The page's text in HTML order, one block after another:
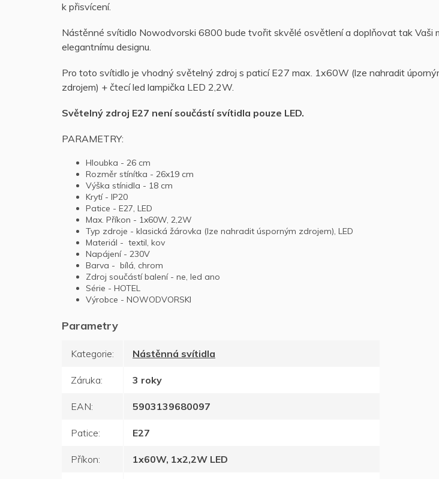
k přisvícení.
Nástěnné svítidlo Nowodvorski 6800 bude tvořit skvělé osvětlení a doplňovat tak Vaši
elegantnímu designu.
Pro toto svítidlo je vhodný světelný zdroj s paticí E27 max. 1x60W (lze nahradit
zdrojem) + čtecí led lampička LED 2,2W.
Světelný zdroj E27 není součástí svítidla pouze LED.
PARAMETRY:
Hloubka - 26 cm
Rozměr stínítka - 26x19 cm
Výška stínidla - 18 cm
Krytí - IP20
Patice - E27, LED
Max. Příkon - 1x60W, 2,2W
Typ zdroje - klasická žárovka (lze nahradit úsporným zdrojem), LED
Materiál - textil, kov
Napájení - 230V
Barva - bílá, chrom
Zdroj součástí balení - ne, led ano
Série - HOTEL
Výrobce - NOWODVORSKI
Kategorie: Nástěnná svítidla
Záruka: 3 roky
EAN: 5903139680097
Patice: E27
Příkon: 1x60W, 1x2,2W LED